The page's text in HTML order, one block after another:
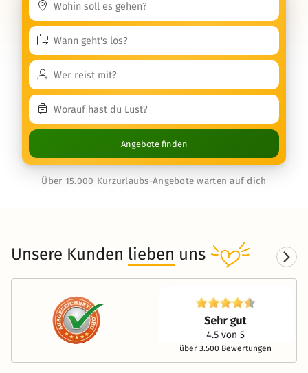
Angebote finden
Über 15.000 Kurzurlaubs-Angebote warten auf dich
Unsere Kunden lieben uns
über 3.500 Bewertungen